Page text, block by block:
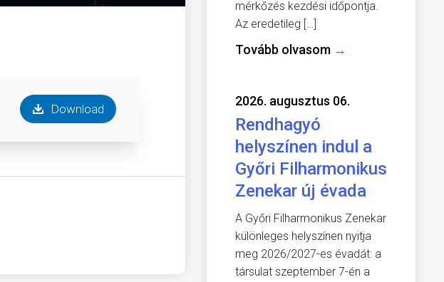
Download
mérkőzés kezdési időpontja.
Az eredetileg […]
Tovább olvasom →
2026. augusztus 06.
Rendhagyó
helyszínen indul a
Győri Filharmonikus
Zenekar új évada
A Győri Filharmonikus Zenekar
különleges helyszínen nyitja
meg 2026/2027-es évadát: a
társulat szeptember 7-én a